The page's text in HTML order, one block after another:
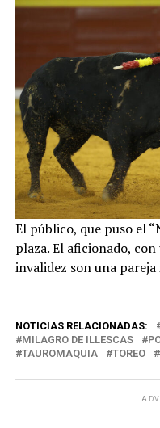
El público, que puso el
plaza. El aficionado,
invalidez son una pareja
NOTICIAS RELACIONADAS:
MILAGRO DE ILLESCAS
TAUROMAQUIA
TOREO